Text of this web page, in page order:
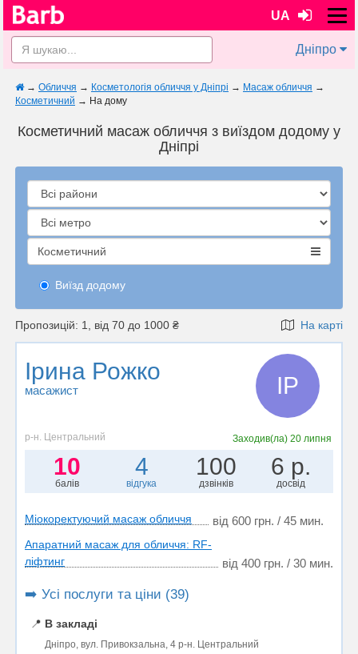
UA
Дніпро
→ Обличчя → Косметологія обличчя у Дніпрі → Масаж обличчя →
Косметичний → На дому
Косметичний масаж обличчя з виїздом додому у
Дніпрі
Косметичний
Виїзд додому
Пропозицій: 1, від 70 до 1000 ₴ На карті
Ірина Рожко
масажист ІР
р-н. Центральний Заходив(ла) 20 липня
10
балів
4
відгука
100
дзвінків
6 р.
досвід
Міокоректуючий масаж обличчя від 600 грн. / 45 мин.
Апаратний масаж для обличчя: RF-
ліфтинг
від 400 грн. / 30 мин.
➡️ Усі послуги та ціни (39)
📍 В закладі
Дніпро, вул. Привокзальна, 4 р-н. Центральний